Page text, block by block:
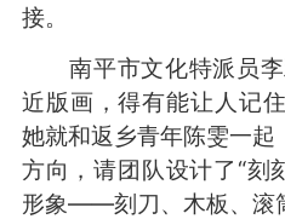
接。
南平市文化特派员李
近版画，得有能让人记
她就和返乡青年陈雯一起
方向，请团队设计了“刻
形象——刻刀、木板、滚